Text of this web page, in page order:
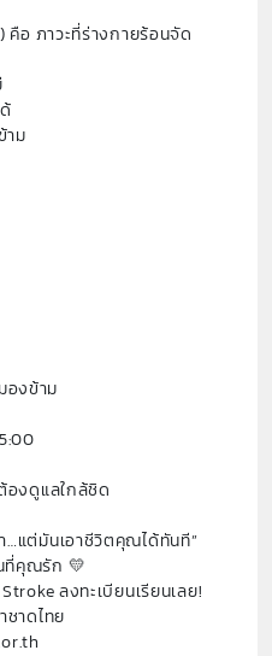
อ ภาวะที่ร่างกายร้อนจัด
ม
องข้าม
องดูแลใกล้ชิด
…แต่มันเอาชีวิตคุณได้ทันที”
ที่คุณรัก 💛
ลงทะเบียนเรียนเลย!
าดไทย